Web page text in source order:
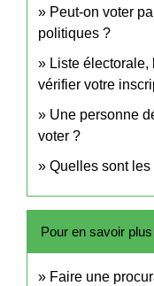
Peut-on voter
politiques ?
Liste électorale,
vérifier votre
Une personne
voter ?
Quelles sont
Pour en savoir plus
Faire une